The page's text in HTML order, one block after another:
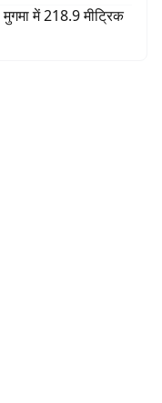
मुगमा में 218.9 मीट्रिक